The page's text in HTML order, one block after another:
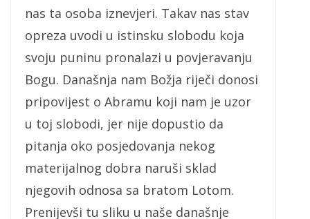
nas ta osoba iznevjeri. Takav nas stav
opreza uvodi u istinsku slobodu koja
svoju puninu pronalazi u povjeravanju
Bogu. Današnja nam Božja riječi donosi
pripovijest o Abramu koji nam je uzor
u toj slobodi, jer nije dopustio da
pitanja oko posjedovanja nekog
materijalnog dobra naruši sklad
njegovih odnosa sa bratom Lotom.
Prenijevši tu sliku u naše današnje